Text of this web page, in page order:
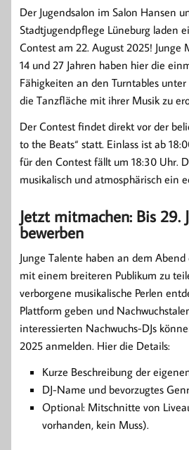
Der Jugendsalon im Salon Hansen
Stadtjugendpflege Lüneburg laden
Contest am 22. August 2025! Junge
14 und 27 Jahren haben hier die
Fähigkeiten an den Turntables
die Tanzfläche mit ihrer Musik zu
Der Contest findet direkt vor der
to the Beats“ statt. Einlass ist ab
für den Contest fällt um 18:30 Uhr.
musikalisch und atmosphärisch ein
Jetzt mitmachen: Bis 29.
bewerben
Junge Talente haben an dem
mit einem breiteren Publikum zu
verborgene musikalische Perlen
Plattform geben und
interessierten Nachwuchs-DJs
2025 anmelden. Hier die Details:
Kurze Beschreibung der
DJ-Name und bevorzugtes
Optional: Mitschnitte von
vorhanden, kein Muss).